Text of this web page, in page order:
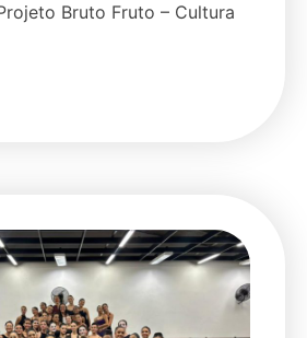
Bruto Fruto – Cultura